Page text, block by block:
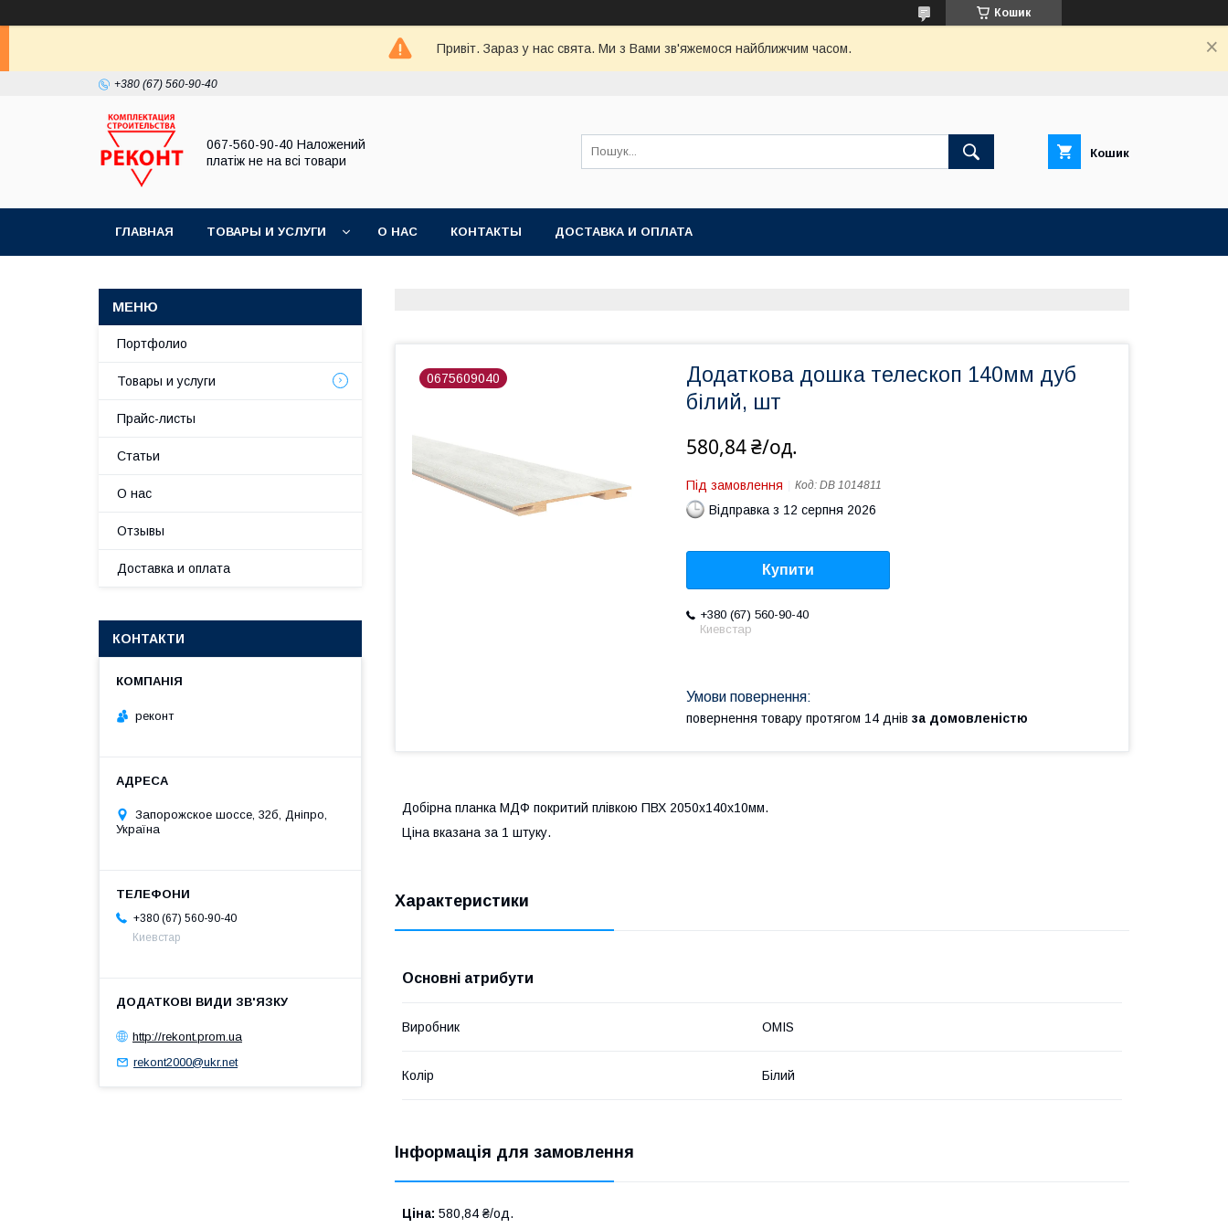
Кошик
Привіт. Зараз у нас свята. Ми з Вами зв'яжемося найближчим часом.
+380 (67) 560-90-40
067-560-90-40 Наложений
платіж не на всі товари
Кошик
ГЛАВНАЯ ТОВАРЫ И УСЛУГИ О НАС КОНТАКТЫ ДОСТАВКА И ОПЛАТА
0675609040
Додаткова дошка телескоп 140мм дуб
білий, шт
580,84 ₴/од.
Під замовлення Код: DB 1014811
Відправка з 12 серпня 2026
Купити
+380 (67) 560-90-40
Киевстар
повернення товару протягом 14 днів за домовленістю
Добірна планка МДФ покритий плівкою ПВХ 2050х140х10мм.
Ціна вказана за 1 штуку.
Характеристики
Основні атрибути
Виробник OMIS
Колір Білий
Інформація для замовлення
Ціна: 580,84 ₴/од.
Портфолио
Товары и услуги
Прайс-листы
Статьи
О нас
Отзывы
Доставка и оплата
КОНТАКТИ
реконт
Запорожское шоссе, 32б, Дніпро,
Україна
+380 (67) 560-90-40
Киевстар
http://rekont.prom.ua
rekont2000@ukr.net